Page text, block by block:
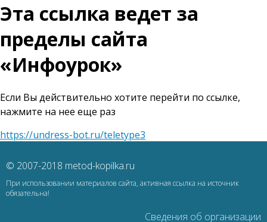
Эта ссылка ведет за
пределы сайта
«Инфоурок»
Если Вы действительно хотите перейти по ссылке,
нажмите на нее еще раз
https://undress-bot.ru/teletype3
© 2007-2018 metod-kopilka.ru
При использовании материалов сайта, активная ссылка на источник
обязательна!
Сведения об организации